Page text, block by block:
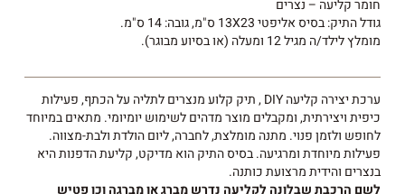
חומר קליעה – נצרים
גודל התיק: בסיס אליפטי 13X23 ס"מ, גובה: 14 ס"מ.
מומלץ לילד/ה מגיל 12 ומעלה (או בסיוע מבוגר).
ערכת יצירה קליעה DIY , תיק קלוע מנצרים לתליה על הכתף, פעילות
כיפית ויצירתית, ומקבלים מוצר מדהים לשימוש יומיומי. מתאים במיוחד
לחופש ולזמן פנוי. מתנה מומלצת, לחברה, ליום הולדת ולבת-מצווה.
פעילות מיוחדת ומרגיעה. בסיס התיק הוא מדיקט, קליעת הדפנות היא
בנצרים והידית מרצועת כותנה.
לשם הרכבת שבלונה לקליעה נדרש מברג או מברגה וכן פטיש